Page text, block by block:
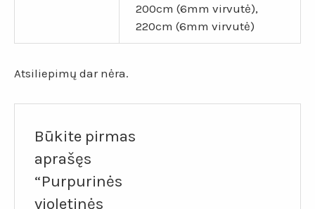
200cm (6mm virvutė),
220cm (6mm virvutė)
Atsiliepimų dar nėra.
Būkite pirmas
aprašęs
“Purpurinės
violetinės